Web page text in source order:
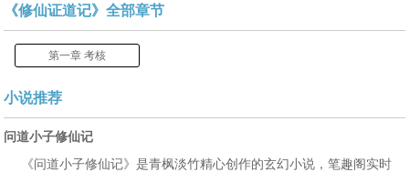
《修仙证道记》全部章节
第一章 考核
小说推荐
问道小子修仙记
《问道小子修仙记》是青枫淡竹精心创作的玄幻小说，笔趣阁实时